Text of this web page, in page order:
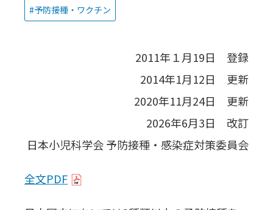
予防接種・ワクチン
2011年１月19日 登録
2014年1月12日 更新
2020年11月24日 更新
2026年6月3日 改訂
日本小児科学会 予防接種・感染症対策委員会
全文PDF